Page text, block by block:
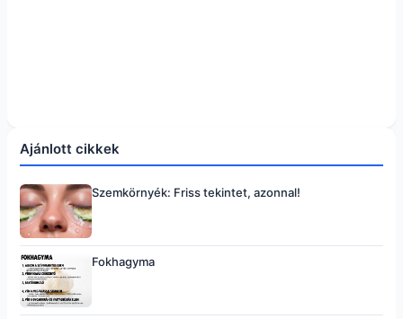
Ajánlott cikkek
Szemkörnyék: Friss tekintet, azonnal!
Fokhagyma